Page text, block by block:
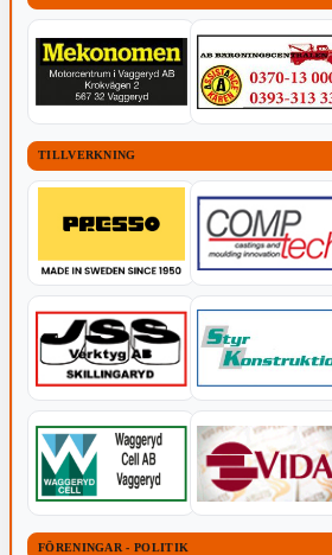
TILLVERKNING
FÖRENINGAR - POLITIK